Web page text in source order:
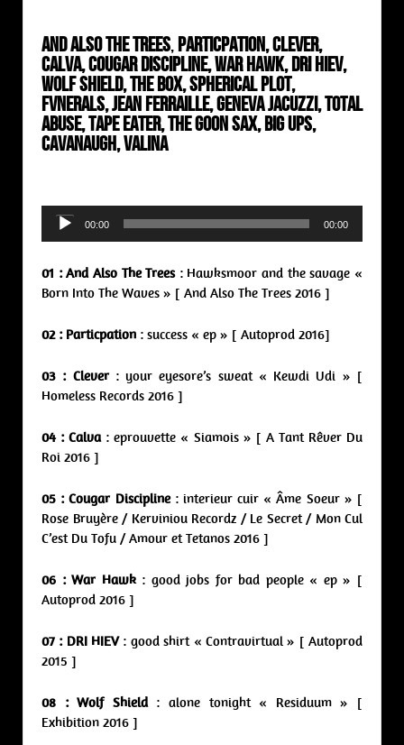
And Also The Trees,Particpation, Clever,
Calva, Cougar Discipline, War Hawk, DRI HIEV,
Wolf Shield, The Box, Spherical Plot,
Fvnerals, Jean Ferraille, Geneva Jacuzzi, Total
Abuse, Tape Eater, The Goon Sax, Big Ups,
Cavanaugh, Valina
Audio
Player
00:00 00:00
01 : And Also The Trees: Hawksmoor and the savage «
Born Into The Waves » [ And Also The Trees 2016 ]
02 : Particpation : success « ep » [ Autoprod 2016]
03 : Clever : your eyesore’s sweat « Kewdi Udi » [
Homeless Records 2016 ]
04 : Calva: eprouvette « Siamois » [ A Tant Rêver Du
Roi 2016 ]
05 : Cougar Discipline: interieur cuir « Âme Soeur » [
Rose Bruyère / Kerviniou Recordz / Le Secret / Mon Cul
C’est Du Tofu / Amour et Tetanos 2016 ]
06 : War Hawk: good jobs for bad people « ep » [
Autoprod 2016 ]
07 : DRI HIEV : good shirt « Contravirtual » [ Autoprod
2015 ]
08 : Wolf Shield: alone tonight « Residuum » [
Exhibition 2016 ]